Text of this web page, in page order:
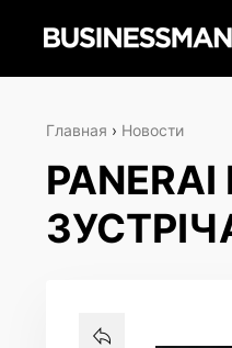
Главная › Новости